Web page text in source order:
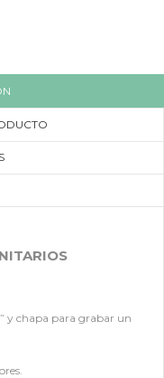
y chapa para grabar un